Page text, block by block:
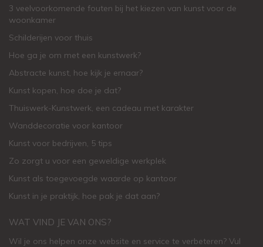
3 veelvoorkomende fouten bij het kiezen van kunst voor de
woonkamer
Schilderijen voor thuis
Hoe ga je om met een kunstwerk?
Abstracte kunst, hoe kijk je ernaar?
Kunst kopen, hoe doe je dat?
Thuiswerk-Kunstwerk, een cadeau met karakter
Wanddecoratie voor kantoor
Kunst voor bedrijven, 5 tips
Zo zorgt u voor een geweldige werkplek
Kunst als toegevoegde waarde op kantoor
Kunst in je praktijk, hoe pak je dat aan?
WAT VIND JE VAN ONS?
Wil je ons helpen onze website en service te verbeteren? Vul